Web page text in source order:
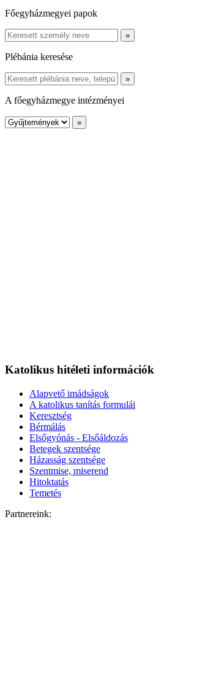
Főegyházmegyei papok
Plébánia keresése
A főegyházmegye intézményei
Katolikus hitéleti információk
Alapvető imádságok
A katolikus tanítás formulái
Keresztség
Bérmálás
Elsőgyónás - Elsőáldozás
Betegek szentsége
Házasság szentsége
Szentmise, miserend
Hitoktatás
Temetés
Partnereink: